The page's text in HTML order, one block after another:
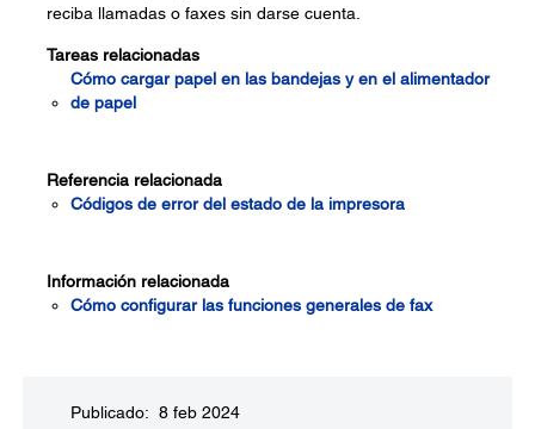
reciba llamadas o faxes sin darse cuenta.
Tareas relacionadas
Cómo cargar papel en las bandejas y en el alimentador
de papel
Referencia relacionada
Códigos de error del estado de la impresora
Información relacionada
Cómo configurar las funciones generales de fax
Publicado: 8 feb 2024